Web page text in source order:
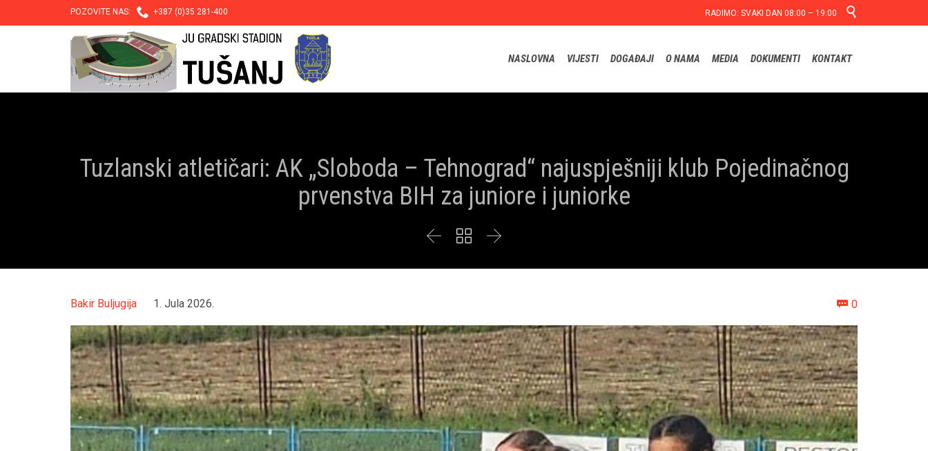
POZOVITE NAS:  +387 (0)35 281-400 RADIMO: SVAKI DAN 08:00 – 19:00 
NASLOVNA VIJESTI DOGAĐAJI O NAMA MEDIA DOKUMENTI KONTAKT
Tuzlanski atletičari: AK „Sloboda – Tehnograd“ najuspješniji klub Pojedinačnog
prvenstva BIH za juniore i juniorke
  
Bakir Buljugija 1. Jula 2026.  0Comments